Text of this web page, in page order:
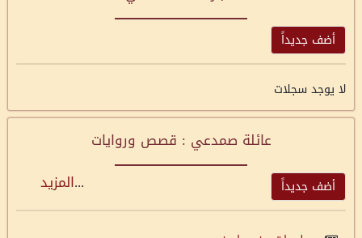
أضف جديداً
لا يوجد سجلات
عائلة صمدعي : قصص وروايات
أضف جديداً ...المزيد